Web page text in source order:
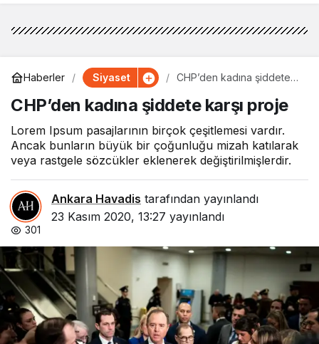
Haberler Siyaset
CHP’den kadına şiddete
CHP’den kadına şiddete karşı proje
Lorem Ipsum pasajlarının birçok çeşitlemesi vardır.
Ancak bunların büyük bir çoğunluğu mizah katılarak
veya rastgele sözcükler eklenerek değiştirilmişlerdir.
Ankara Havadis tarafından yayınlandı
23 Kasım 2020, 13:27 yayınlandı
301